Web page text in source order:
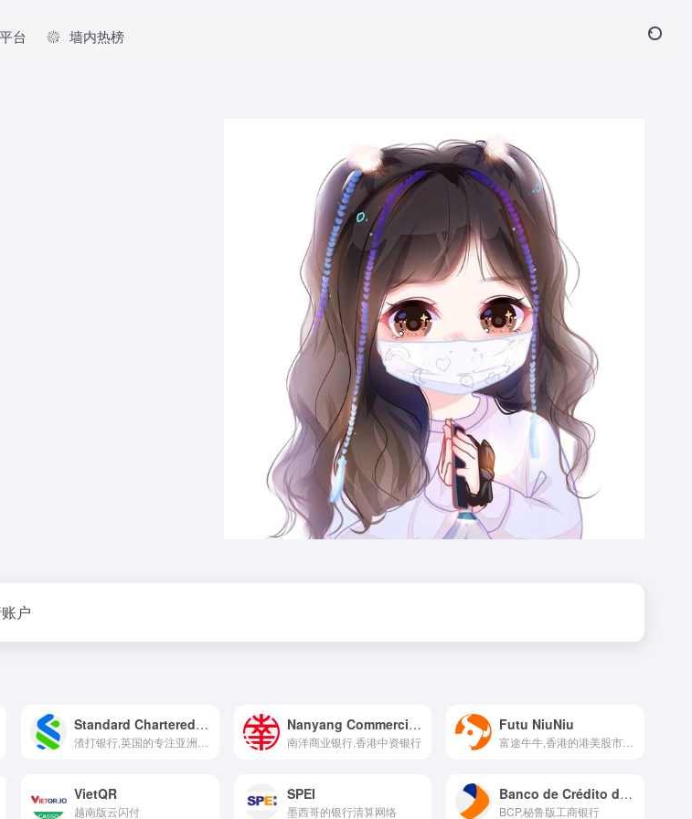
台 墙内热榜
户
Standard Chartered Bank Nanyang Commercial Bank, Limited
南洋商业银行,香港中资银行
Futu NiuNiu
VietQR
越南版云闪付
SPEI
墨西哥的银行清算网络
Banco de Crédito del Perú
BCP,秘鲁版工商银行